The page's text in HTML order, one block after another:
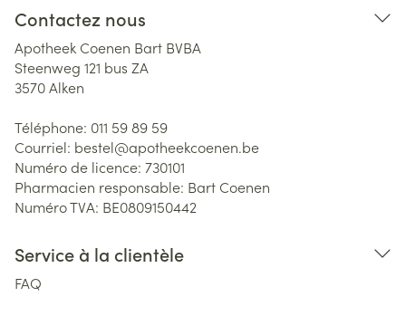
Contactez nous
Apotheek Coenen Bart BVBA
Steenweg 121 bus ZA
3570Alken
Téléphone: 011 59 89 59
Courriel: bestel@apotheekcoenen.be
Numéro de licence: 730101
Pharmacien responsable: Bart Coenen
Numéro TVA: BE0809150442
Service à la clientèle
FAQ